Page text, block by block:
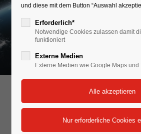
Lokal in Leonberg
international
und diese mit dem Button “Auswahl
Erforderlich*
Notwendige Cookies zulassen damit
funktioniert
Externe Medien
Externe Medien wie Google Maps und